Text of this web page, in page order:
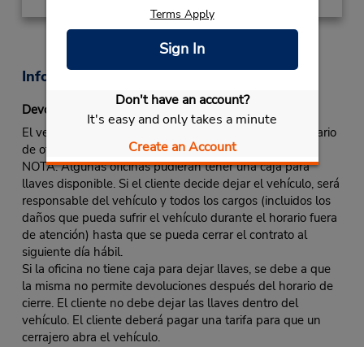
Terms Apply
Sign In
Don't have an account?
It's easy and only takes a minute
Create an Account
Información sobre la oficina
Devolución fuera de horas laborales
El vehículo de alquiler se debe devolver durante el horario
de oficina.
NOTA: Algunas oficinas pudieran tener una caja para
llaves disponible. Si el cliente decide dejar el vehículo, será
responsable del vehículo y todos los cargos (incluidos los
daños que pueda sufrir el vehículo durante el horario fuera
de atención) hasta que se pueda cerrar el contrato al
siguiente día hábil.
Si la oficina no tiene caja para dejar llaves, se debe a que
la misma no permite devoluciones después del horario de
cierre. El cliente no debe dejar las llaves dentro del
vehículo. El cliente deberá pagar una tarifa para que un
cerrajero abra el vehículo.